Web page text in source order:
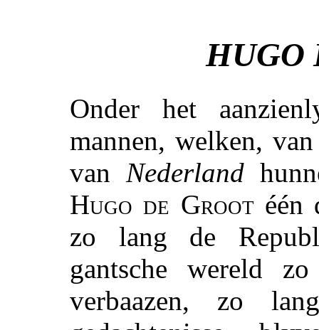
HUGO
Onder het
mannen, welken,
vanNederland
Hugo de Groot één
zo lang de
gantsche wereld
verbaazen, zo